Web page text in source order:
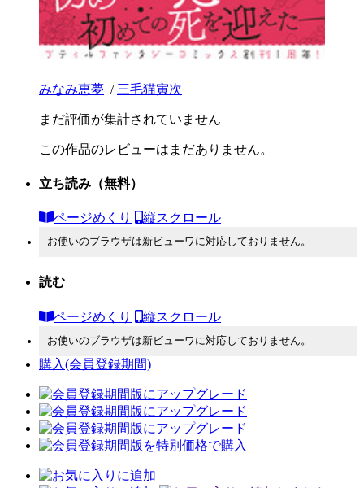
みなみ恵夢 / 三毛猫寅次
まだ評価が集計されていません
この作品のレビューはまだありません。
立ち読み （無料）
ページめくり 縦スクロール
お使いのブラウザは新ビューワに対応しておりません。
読む
ページめくり 縦スクロール
お使いのブラウザは新ビューワに対応しておりません。
購入(会員登録期間)